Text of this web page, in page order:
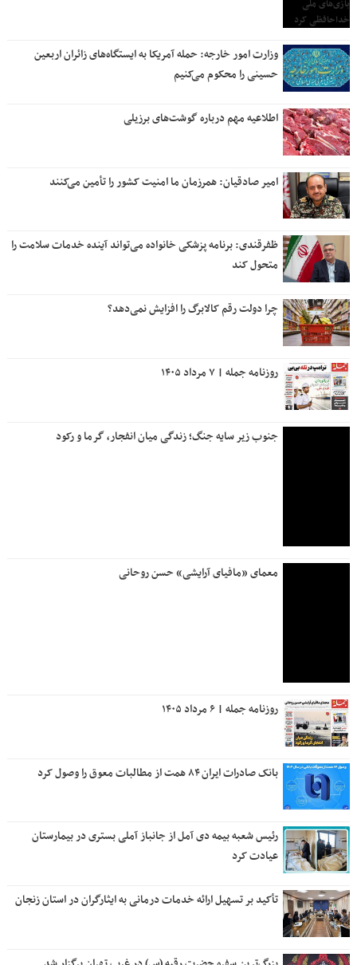
وزارت امور خارجه: حمله آمریکا به ایستگاه‌های زائران اربعین
حسینی را محکوم می‌کنیم
اطلاعیه مهم درباره گوشت‌های برزیلی
امیر صادقیان: همرزمان ما امنیت کشور را تأمین می‌کنند
ظفرقندی: برنامه پزشکی خانواده می‌تواند آینده خدمات سلامت را
متحول کند
چرا دولت رقم کالابرگ را افزایش نمی‌دهد؟
روزنامه جمله | ۷ مرداد ۱۴۰۵
جنوب زیر سایه جنگ؛ زندگی میان انفجار، گرما و رکود
معمای «مافیای آرایشی» حسن روحانی
روزنامه جمله | ۶ مرداد ۱۴۰۵
بانک صادرات ایران ۸۴ همت از مطالبات معوق را وصول کرد
رئیس شعبه بیمه دی آمل از جانباز آملی بستری در بیمارستان
عیادت کرد
تأکید بر تسهیل ارائه خدمات درمانی به ایثارگران در استان زنجان